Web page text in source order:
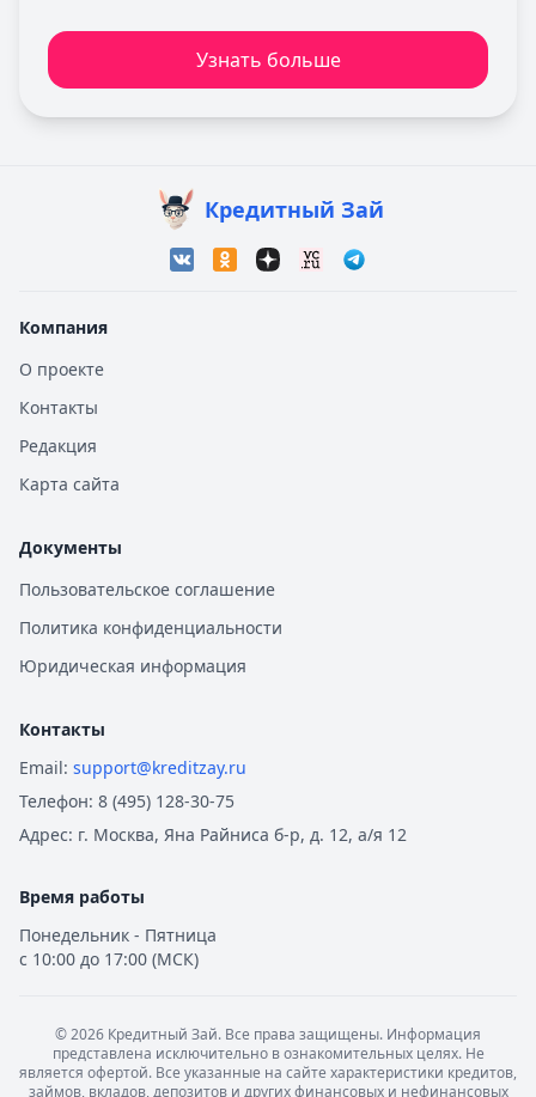
Узнать больше
Кредитный Зай
Компания
О проекте
Контакты
Редакция
Карта сайта
Документы
Пользовательское соглашение
Политика конфиденциальности
Юридическая информация
Контакты
Email: support@kreditzay.ru
Телефон: 8 (495) 128-30-75
Адрес: г. Москва, Яна Райниса б-р, д. 12, а/я 12
Время работы
Понедельник - Пятница
с 10:00 до 17:00 (МСК)
©2026 Кредитный Зай. Все права защищены. Информация
представлена исключительно в ознакомительных целях. Не
является офертой. Все указанные на сайте характеристики кредитов,
займов, вкладов, депозитов и других финансовых и нефинансовых